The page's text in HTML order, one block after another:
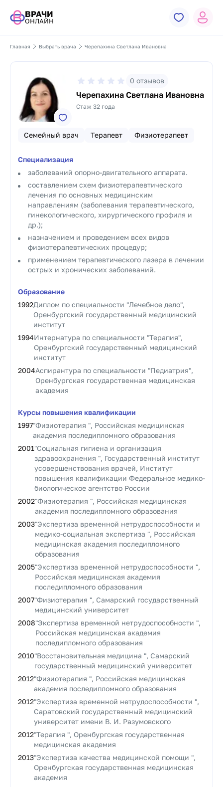
ВРАЧИ
ОНЛАЙН
Главная Выбрать врача Черепахина Светлана Ивановна
0 отзывов
Черепахина Светлана Ивановна
Стаж 32 года
Семейный врач Терапевт Физиотерапевт
Специализация
заболеваний опорно-двигательного аппарата.
составлением схем физиотерапевтического
лечения по основных медицинским
направлениям (заболевания терапевтического,
гинекологического, хирургического профиля и
др.);
назначением и проведением всех видов
физиотерапевтических процедур;
применением терапевтического лазера в лечении
острых и хронических заболеваний.
Образование
1992Диплом по специальности "Лечебное дело",
Оренбургский государственный медицинский
институт
1994Интернатура по специальности "Терапия",
Оренбургский государственный медицинский
институт
2004Аспирантура по специальности "Педиатрия",
Оренбургская государственная медицинская
академия
Курсы повышения квалификации
1997"Физиотерапия ", Российская медицинская
академия последипломного образования
2001"Социальная гигиена и организация
здравоохранения ", Государственный институт
усовершенствования врачей, Институт
повышения квалификации Федеральное медико-
биологическое агентство России
2002"Физиотерапия ", Российская медицинская
академия последипломного образования
2003"Экспертиза временной нетрудоспособности и
медико-социальная экспертиза ", Российская
медицинская академия последипломного
образования
2005"Экспертиза временной нетрудоспособности ",
Российская медицинская академия
последипломного образования
2007"Физиотерапия ", Самарский государственный
медицинский университет
2008"Экспертиза временной нетрудоспособности ",
Российская медицинская академия
последипломного образования
2010"Восстановительная медицина ", Самарский
государственный медицинский университет
2012"Физиотерапия ", Российская медицинская
академия последипломного образования
2012"Экспертиза временной нетрудоспособности ",
Саратовский государственный медицинский
университет имени В. И. Разумовского
2012"Терапия ", Оренбургская государственная
медицинская академия
2013"Экспертиза качества медицинской помощи ",
Оренбургская государственная медицинская
академия